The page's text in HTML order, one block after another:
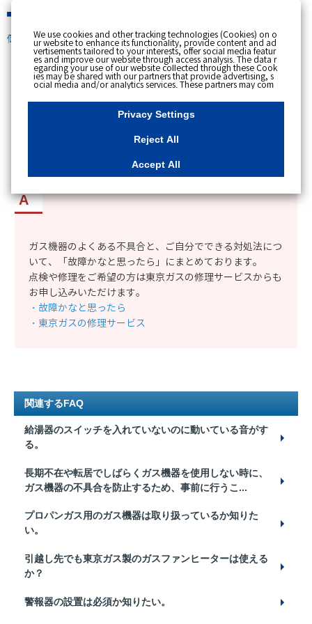
個人のお客さま
[ トップへ戻る ]
カテゴリー表示
更新日時 : 2021/03/15 09:56
ガス機器のよくある不具合と、ご自分でできる対処法につ
いて、「故障かなと思ったら」にまとめております。
点検や修理をご希望の方は東京ガスの修理サービスからも
お申し込みいただけます。
・故障かなと思ったら
・東京ガスの修理サービス
関連するFAQ
給湯器のスイッチを入れていないのに動いている音がす
る。
長期不在や転居でしばらくガス機器を使用しない時に、
ガス機器の不具合を防止するため、事前に行うこ...
プロパンガス用のガス機器は取り扱っているか知りた
い。
引越し先でも東京ガス製のガスファンヒーターは使える
か？
警報器の設置は必須か知りたい。
We use cookies and other tracking technologies (Cookies) on o
ur website to enhance its functionality, provide content and ad
vertisements tailored to your interests, offer social media featur
es and improve our website through access analysis. The data r
egarding your use of our website collected through these Cook
ies may be shared with our partners that provide advertising, s
ocial media and/or analytics services. These partners may com
bine the data shared by us with other data that you have provi
ded to them or that they have collected from your use of their s
ervices or other websites to analyse and optimise advertisemen
ts delivered to you by businesses other than us on the internet.
essary Cookies, please click "Reject All". If you agree to the use
of all Cookies, please click "Accept All". To select your preferen
u can change your consent or rejection settings at any time by c
"Privacy Settings"button on this banner or through y
our browser's "Settings". For more information regarding the pr
site, please refer to the link below.Cookies DetailsPrivacy Polic
y
Privacy Settings
Reject All
Accept All